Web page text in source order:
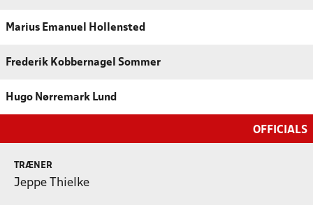
Marius Emanuel Hollensted
Frederik Kobbernagel Sommer
Hugo Nørremark Lund
OFFICIALS
TRÆNER
Jeppe Thielke